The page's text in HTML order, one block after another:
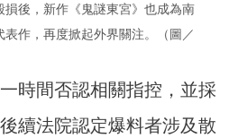
損後，新作《鬼謎東宮》也成為南
表作，再度掀起外界關注。（圖／
時間否認相關指控，並採
續法院認定爆料者涉及散